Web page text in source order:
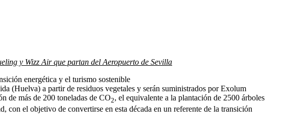
y Wizz Air que partan del Aeropuerto de Sevilla
energética y el turismo sostenible
(Huelva) a partir de residuos vegetales y serán suministrados por Exolum
de más de 200 toneladas de CO2, el equivalente a la plantación de 2500 árboles
con el objetivo de convertirse en esta década en un referente de la transición